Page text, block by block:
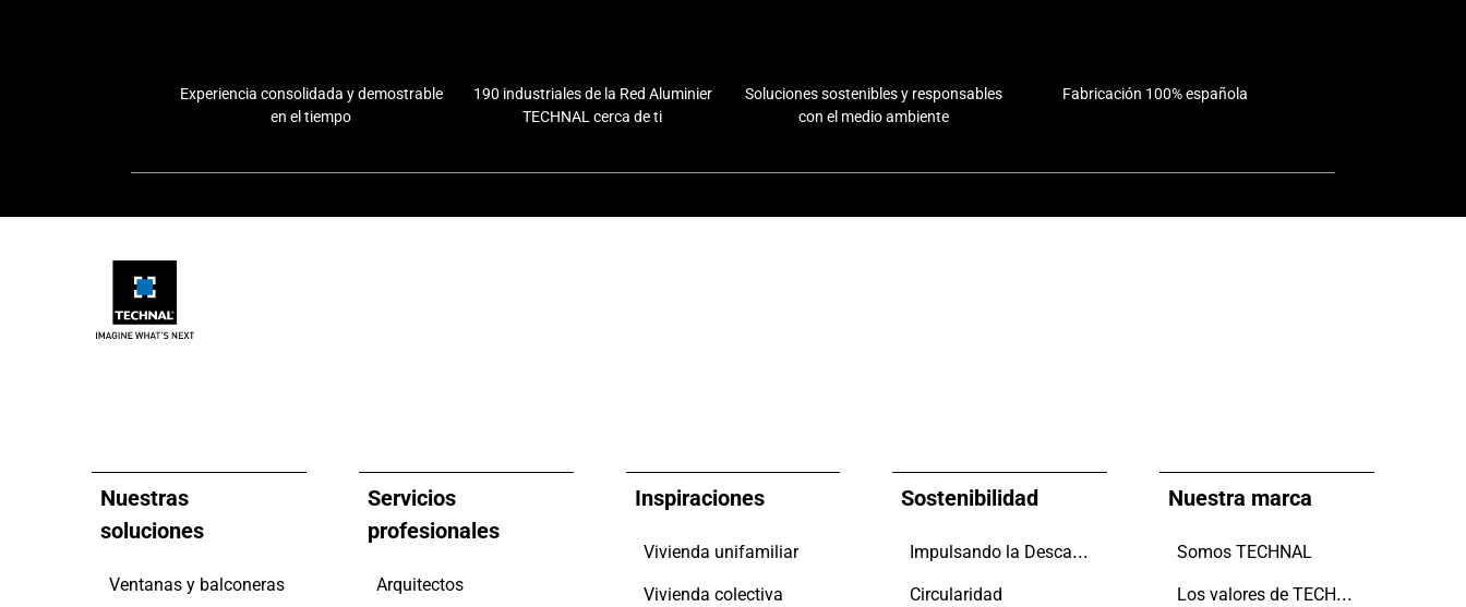
Experiencia consolidada y demostrable
en el tiempo
190 industriales de la Red Aluminier
TECHNAL cerca de ti
Soluciones sostenibles y responsables
con el medio ambiente
Fabricación 100% española
Nuestras
soluciones
Ventanas y balconeras
Servicios
profesionales
Arquitectos
Inspiraciones
Vivienda unifamiliar
Vivienda colectiva
Sostenibilidad
Impulsando la Descarbonización
Circularidad
Nuestra marca
Somos TECHNAL
Los valores de TECHNAL